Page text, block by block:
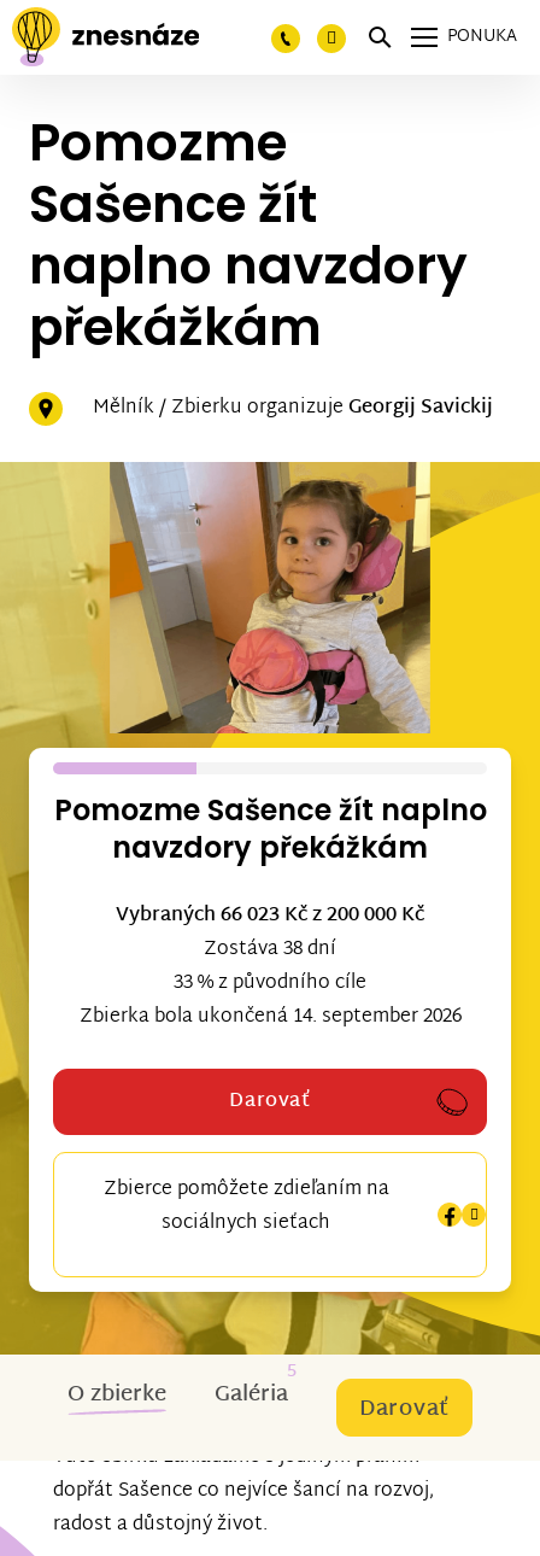
PONUKA
Pomozme
Sašence žít
naplno navzdory
překážkám
Mělník / Zbierku organizujeGeorgij Savickij
Pomozme Sašence žít naplno
navzdory překážkám
Vybraných 66 023 Kčz 200 000 Kč
Zostáva 38 dní
33 % z původního cíle
Zbierka bola ukončená 14. september 2026
Darovať
Zbierce pomôžete zdieľaním na
sociálnych sieťach
O zbierke Galéria
5
Darovať
Tuto sbírku zakládáme s jediným přáním –
dopřát Sašence co nejvíce šancí na rozvoj,
radost a důstojný život.